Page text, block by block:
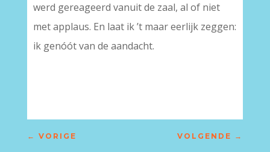
werd gereageerd vanuit de zaal, al of niet
met applaus. En laat ik ’t maar eerlijk zeggen:
ik genóót van de aandacht.
← VORIGE VOLGENDE →